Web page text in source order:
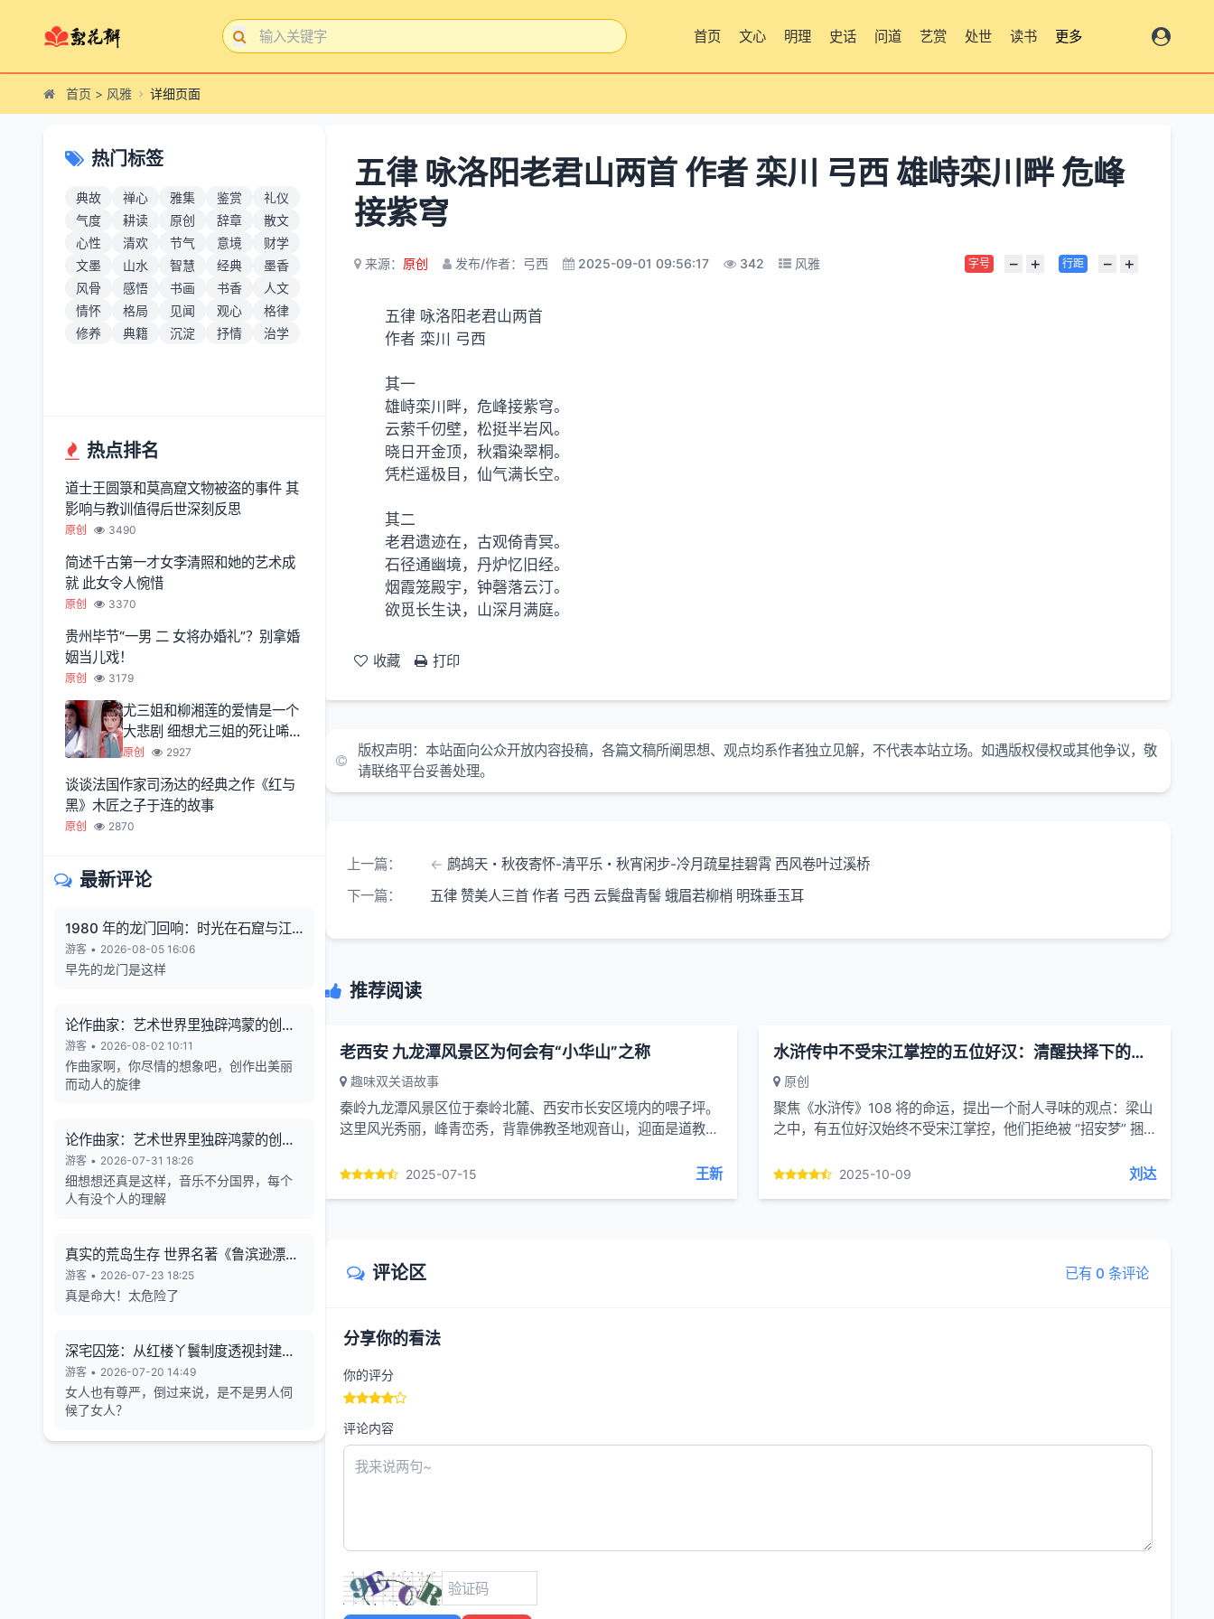
首页 文心 明理 史话 问道 艺赏 处世 读书 更多
首页 > 风雅 详细页面
热门标签
典故 禅心 雅集 鉴赏
礼仪
气度
耕读 原创 辞章
散文
心性
清欢 节气 意境
财学
文墨
山水 智慧 经典
墨香
风骨
感悟 书画 书香
人文
情怀
格局 见闻 观心
格律
修养
典籍 沉淀 抒情 治学
热点排名
道士王圆箓和莫高窟文物被盗的事件 其
影响与教训值得后世深刻反思
原创 3490
简述千古第一才女李清照和她的艺术成
就 此女令人惋惜
原创 3370
贵州毕节“一男 二 女将办婚礼”？别拿婚
姻当儿戏！
原创 3179
尤三姐和柳湘莲的爱情是一个
大悲剧 细想尤三姐的死让唏嘘
不已
原创 2927
谈谈法国作家司汤达的经典之作《红与
黑》木匠之子于连的故事
原创 2870
最新评论
1980 年的龙门回响：时光在石窟与江
风中凝固
游客 • 2026-08-05 16:06
早先的龙门是这样
论作曲家：艺术世界里独辟鸿蒙的创造
者
游客 • 2026-08-02 10:11
作曲家啊，你尽情的想象吧，创作出美丽
而动人的旋律
论作曲家：艺术世界里独辟鸿蒙的创造
者
游客 • 2026-07-31 18:26
细想想还真是这样，音乐不分国界，每个
人有没个人的理解
真实的荒岛生存 世界名著《鲁滨逊漂流
记》的原型
游客 • 2026-07-23 18:25
真是命大！太危险了
深宅囚笼：从红楼丫鬟制度透视封建女
性的生存异化与人格消解
游客 • 2026-07-20 14:49
女人也有尊严，倒过来说，是不是男人伺
候了女人？
五律 咏洛阳老君山两首 作者 栾川 弓西 雄峙栾川畔 危峰
接紫穹
来源： 原创 发布/作者：弓西 2025-09-01 09:56:17 342 风雅 字号 − + 行距 − +
五律 咏洛阳老君山两首
作者 栾川 弓西
其一
雄峙栾川畔，危峰接紫穹。
云萦千仞壁，松挺半岩风。
晓日开金顶，秋霜染翠桐。
凭栏遥极目，仙气满长空。
其二
老君遗迹在，古观倚青冥。
石径通幽境，丹炉忆旧经。
烟霞笼殿宇，钟磬落云汀。
欲觅长生诀，山深月满庭。
收藏 打印
版权声明：本站面向公众开放内容投稿，各篇文稿所阐思想、观点均系作者独立见解，不代表本站立场。如遇版权侵权或其他争议，敬
请联络平台妥善处理。
上一篇：
鹧鸪天・秋夜寄怀-清平乐・秋宵闲步-冷月疏星挂碧霄 西风卷叶过溪桥
下一篇：
五律 赞美人三首 作者 弓西 云鬓盘青髻 蛾眉若柳梢 明珠垂玉耳
推荐阅读
老西安 九龙潭风景区为何会有“小华山”之称
趣味双关语故事
秦岭九龙潭风景区位于秦岭北麓、西安市长安区境内的喂子坪。
这里风光秀丽，峰青峦秀，背靠佛教圣地观音山，迎面是道教万
2025-07-15 王新
水浒传中不受宋江掌控的五位好汉：清醒抉择下的圆满结局
原创
聚焦《水浒传》108 将的命运，提出一个耐人寻味的观点：梁山
之中，有五位好汉始终不受宋江掌控，他们拒绝被 “招安梦” 捆
2025-10-09 刘达
评论区 已有 0 条评论
分享你的看法
你的评分
评论内容